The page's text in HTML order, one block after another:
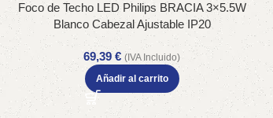
Foco de Techo LED Philips BRACIA 3×5.5W
Blanco Cabezal Ajustable IP20
69,39€ (IVA Incluido)
Añadir al carrito